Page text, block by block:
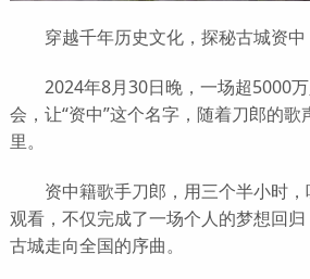
穿越千年历史文化，探秘古城资中
2024年8月30日晚，一场超5000万
会，让“资中”这个名字，随着刀郎的
里。
资中籍歌手刀郎，用三个半小时，
观看，不仅完成了一场个人的梦想回
古城走向全国的序曲。